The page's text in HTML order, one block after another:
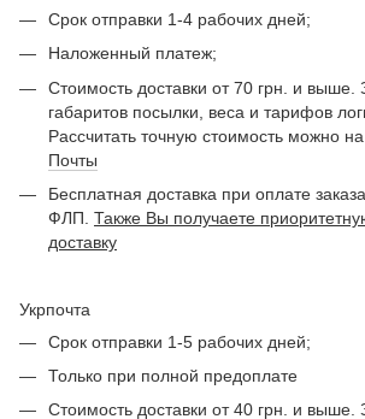
Срок отправки 1-4 рабочих дней;
Наложенный платеж;
Стоимость доставки от 70 грн. и выше.
габаритов посылки, веса и тарифов
Рассчитать точную стоимость можно на
Почты
Бесплатная доставка при оплате
ФЛП. Также Вы получаете
доставку
Укрпочта
Срок отправки 1-5 рабочих дней;
Только при полной предоплате
Стоимость доставки от 40 грн. и выше.